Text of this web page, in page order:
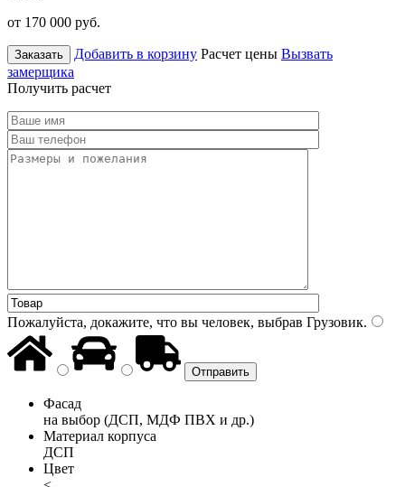
от 170 000 руб.
Заказать Добавить в корзину Расчет цены Вызвать
замерщика
Получить расчет
Пожалуйста, докажите, что вы человек, выбрав Грузовик.
Фасад
на выбор (ДСП, МДФ ПВХ и др.)
Материал корпуса
ДСП
Цвет